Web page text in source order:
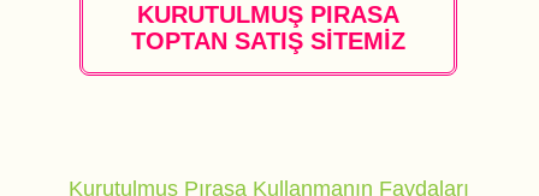
KURUTULMUŞ PIRASA
TOPTAN SATIŞ SİTEMİZ
Kurutulmuş Pırasa Kullanmanın Faydaları